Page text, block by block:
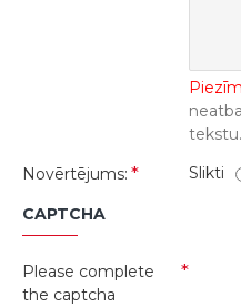
tekstu.
Novērtējums:
Slikti
CAPTCHA
Please complete
the captcha